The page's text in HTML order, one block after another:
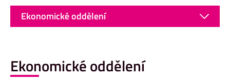
Ekonomické oddělení
Ekonomické oddělení